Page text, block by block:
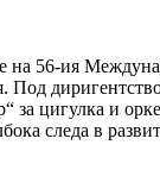
на 56-ия
Под
за цигулка и
следа в